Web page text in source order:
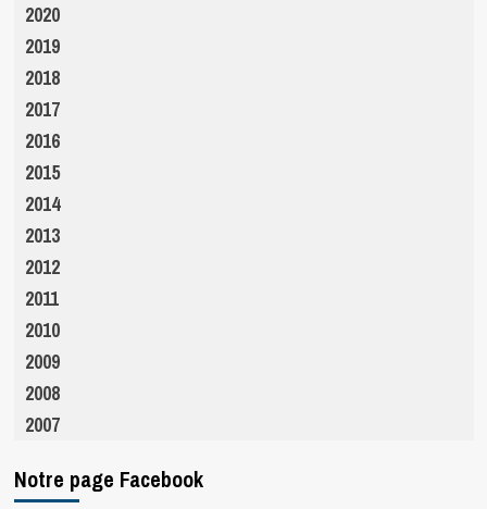
2020
2019
2018
2017
2016
2015
2014
2013
2012
2011
2010
2009
2008
2007
Notre page Facebook